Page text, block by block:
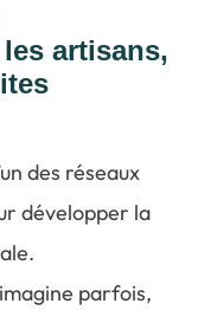
artisans,
des réseaux
développer la
parfois,